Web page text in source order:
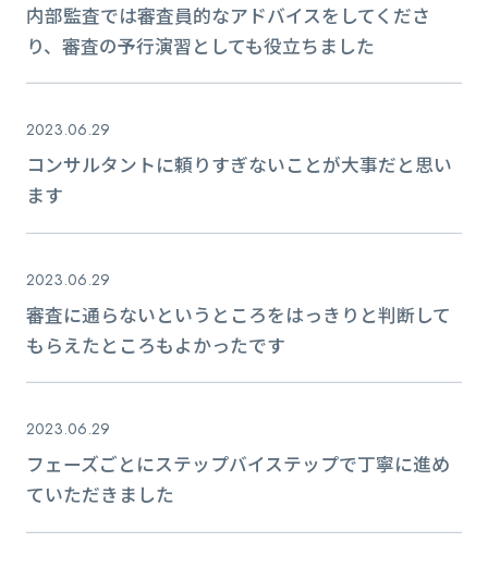
内部監査では審査員的なアドバイスをしてくださ
り、審査の予行演習としても役立ちました
2023.06.29
コンサルタントに頼りすぎないことが大事だと思い
ます
2023.06.29
審査に通らないというところをはっきりと判断して
もらえたところもよかったです
2023.06.29
フェーズごとにステップバイステップで丁寧に進め
ていただきました